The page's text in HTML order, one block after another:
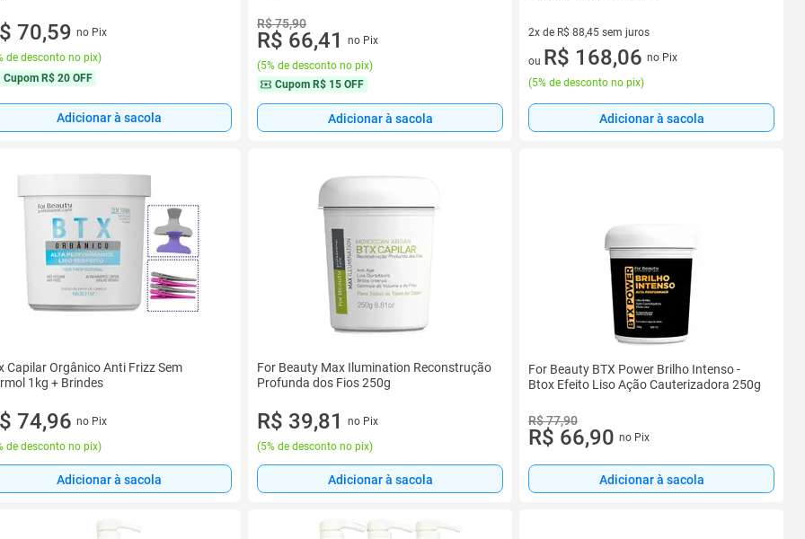
70,59 no Pix
de desconto no pix)
Cupom R$ 20 OFF
Adicionar à sacola
R$ 75,90
R$ 66,41
no Pix
(5% de desconto no pix)
Cupom R$ 15 OFF
Adicionar à sacola
2x de R$ 88,45 sem juros
2 vez de R$ 88,45 sem juros
ou R$ 168,06 no Pix
(5% de desconto no pix)
Adicionar à sacola
Capilar Orgânico Anti Frizz Sem
1kg + Brindes
74,96 no Pix
de desconto no pix)
Adicionar à sacola
For Beauty Max Ilumination Reconstrução
Profunda dos Fios 250g
R$ 39,81
no Pix
(5% de desconto no pix)
Adicionar à sacola
For Beauty BTX Power Brilho Intenso -
Btox Efeito Liso Ação Cauterizadora 250g
R$ 77,90
R$ 66,90 no Pix
Adicionar à sacola